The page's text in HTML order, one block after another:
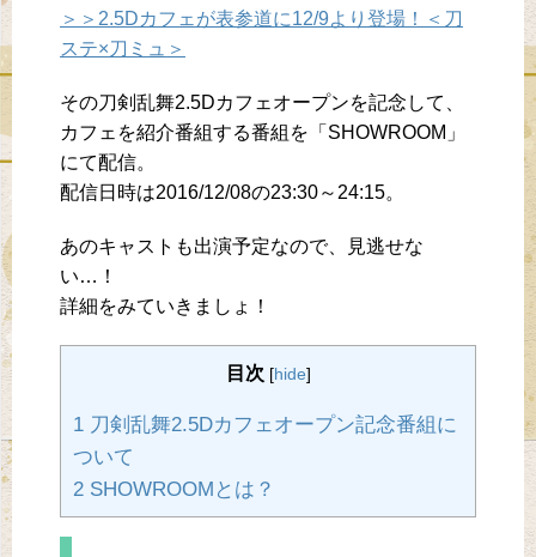
＞＞2.5Dカフェが表参道に12/9より登場！＜刀
ステ×刀ミュ＞
その刀剣乱舞2.5Dカフェオープンを記念して、
カフェを紹介番組する番組を「SHOWROOM」
にて配信。
配信日時は2016/12/08の23:30～24:15。
あのキャストも出演予定なので、見逃せな
い…！
詳細をみていきましょ！
目次 [hide]
1 刀剣乱舞2.5Dカフェオープン記念番組に
ついて
2 SHOWROOMとは？